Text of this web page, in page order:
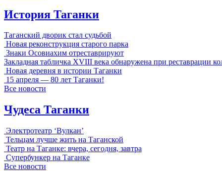
История Таганки
Таганский дворик стал судьбой
Новая реконструкция старого парка
Знаки Осовиахим отреставрируют
Закладная табличка XVIII века обнаружена при реставрации
Новая деревня в истории Таганки
15 апреля — 80 лет Таганки!
Все новости
Чудеса Таганки
Электротеатр ‘Вулкан’
Тельцам лучше жить на Таганской
Театр на Таганке: вчера, сегодня, завтра
Супербункер на Таганке
Все новости